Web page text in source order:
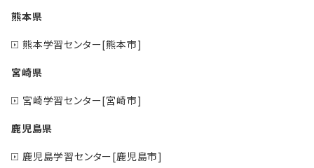
熊本県
熊本学習センター[熊本市]
宮崎県
宮崎学習センター[宮崎市]
鹿児島県
鹿児島学習センター[鹿児島市]